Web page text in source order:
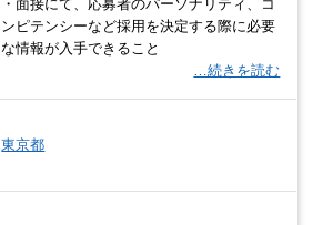
・面接にて、応募者のパーソナリティ、コ
ンピテンシーなど採用を決定する際に必要
な情報が入手できること
…続きを読む
東京都